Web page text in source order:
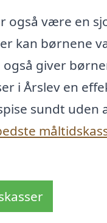
også være en
kan børnene
giver
i Årslev en
sundt